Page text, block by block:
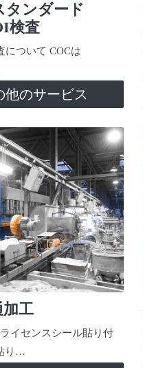
タンダード
検査
について COCは
他のサービス
工
イセンスシール貼り付
り…